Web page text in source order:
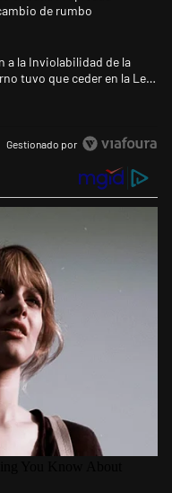
de rumbo
dio media sanción a
a la Inviolabilidad de la
tuvo que ceder en la Ley
Gestionado por